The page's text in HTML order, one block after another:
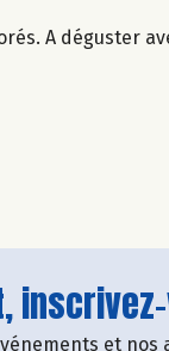
A déguster
et nos